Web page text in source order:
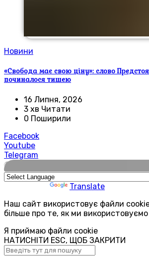
Новини
«Свобода має свою ціну»: слово
починалося тишею
16 Липня, 2026
3 хв Читати
0 Поширили
Facebook
Youtube
Telegram
🌍
Translate
Наш сайт використовує файли
більше про те, як ми
Я приймаю файли cookie
НАТИСНІТИ ESC, ЩОБ ЗАКРИТИ